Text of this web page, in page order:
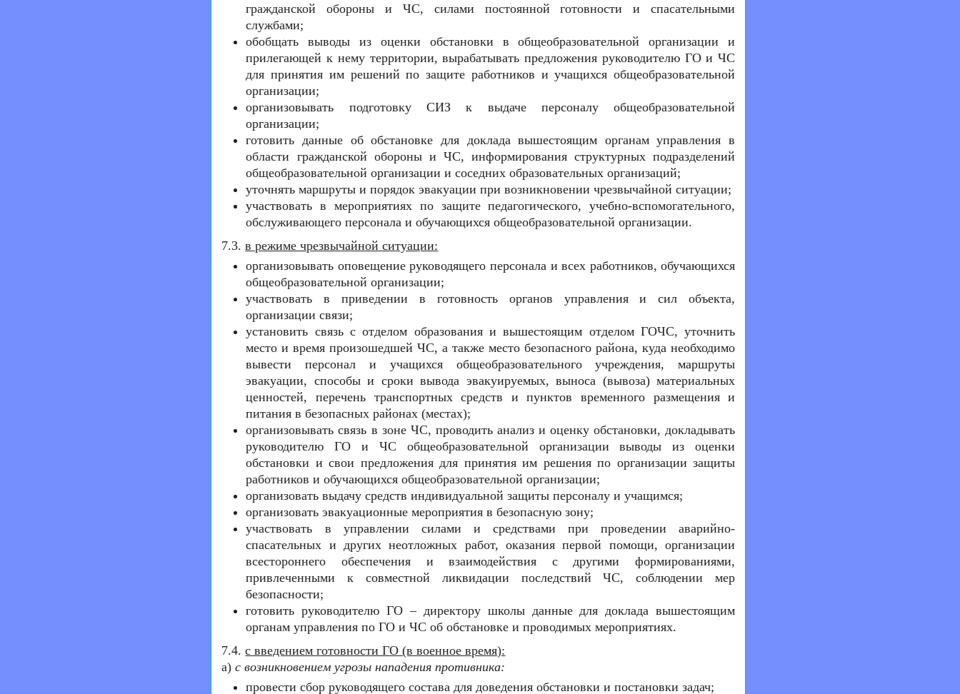
гражданской обороны и ЧС, силами постоянной готовности и спасательными
службами;
обобщать выводы из оценки обстановки в общеобразовательной организации и
прилегающей к нему территории, вырабатывать предложения руководителю ГО и ЧС
для принятия им решений по защите работников и учащихся общеобразовательной
организации;
организовывать подготовку СИЗ к выдаче персоналу общеобразовательной
организации;
готовить данные об обстановке для доклада вышестоящим органам управления в
области гражданской обороны и ЧС, информирования структурных подразделений
общеобразовательной организации и соседних образовательных организаций;
уточнять маршруты и порядок эвакуации при возникновении чрезвычайной ситуации;
участвовать в мероприятиях по защите педагогического, учебно-вспомогательного,
обслуживающего персонала и обучающихся общеобразовательной организации.
7.3.в режиме чрезвычайной ситуации:
организовывать оповещение руководящего персонала и всех работников, обучающихся
общеобразовательной организации;
участвовать в приведении в готовность органов управления и сил объекта,
организации связи;
установить связь с отделом образования и вышестоящим отделом ГОЧС, уточнить
место и время произошедшей ЧС, а также место безопасного района, куда необходимо
вывести персонал и учащихся общеобразовательного учреждения, маршруты
эвакуации, способы и сроки вывода эвакуируемых, выноса (вывоза) материальных
ценностей, перечень транспортных средств и пунктов временного размещения и
питания в безопасных районах (местах);
организовывать связь в зоне ЧС, проводить анализ и оценку обстановки, докладывать
руководителю ГО и ЧС общеобразовательной организации выводы из оценки
обстановки и свои предложения для принятия им решения по организации защиты
работников и обучающихся общеобразовательной организации;
организовать выдачу средств индивидуальной защиты персоналу и учащимся;
организовать эвакуационные мероприятия в безопасную зону;
участвовать в управлении силами и средствами при проведении аварийно-
спасательных и других неотложных работ, оказания первой помощи, организации
всестороннего обеспечения и взаимодействия с другими формированиями,
привлеченными к совместной ликвидации последствий ЧС, соблюдении мер
безопасности;
готовить руководителю ГО – директору школы данные для доклада вышестоящим
органам управления по ГО и ЧС об обстановке и проводимых мероприятиях.
7.4.с введением готовности ГО (в военное время):
а)с возникновением угрозы нападения противника:
провести сбор руководящего состава для доведения обстановки и постановки задач;